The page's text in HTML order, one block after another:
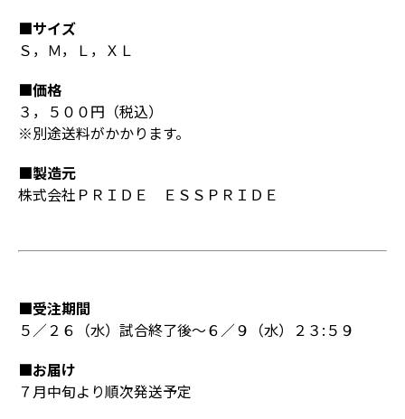
■サイズ
Ｓ，Ｍ，Ｌ，ＸＬ
■価格
３，５００円（税込）
※別途送料がかかります。
■製造元
株式会社ＰＲＩＤＥ ＥＳＳＰＲＩＤＥ
■受注期間
５／２６（水）試合終了後～６／９（水）２３:５９
■お届け
７月中旬より順次発送予定